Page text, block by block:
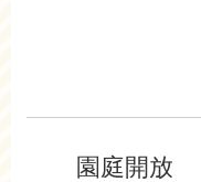
園庭開放